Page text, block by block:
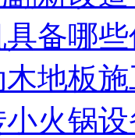
具备哪
地板
火锅